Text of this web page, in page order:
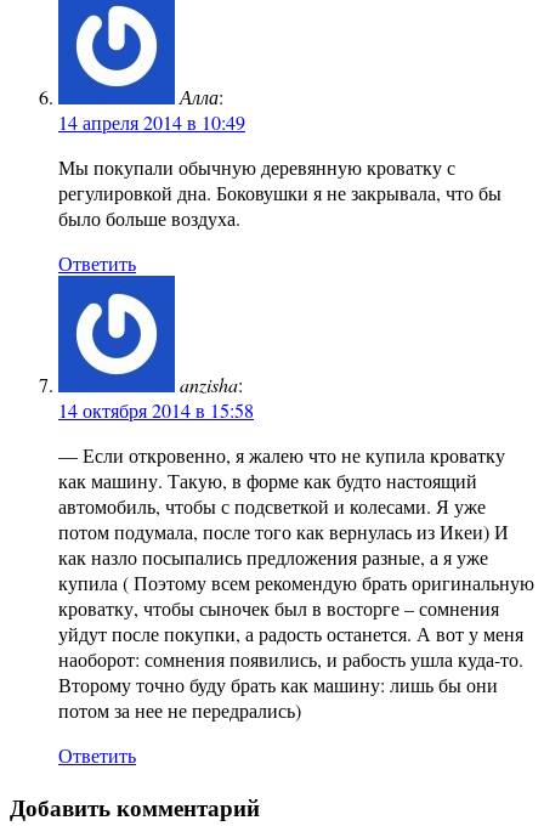
Алла:
14 апреля 2014 в 10:49
Мы покупали обычную деревянную кроватку с
регулировкой дна. Боковушки я не закрывала, что бы
было больше воздуха.
Ответить
anzisha:
14 октября 2014 в 15:58
— Если откровенно, я жалею что не купила кроватку
как машину. Такую, в форме как будто настоящий
автомобиль, чтобы с подсветкой и колесами. Я уже
потом подумала, после того как вернулась из Икеи) И
как назло посыпались предложения разные, а я уже
купила ( Поэтому всем рекомендую брать оригинальную
кроватку, чтобы сыночек был в восторге – сомнения
уйдут после покупки, а радость останется. А вот у меня
наоборот: сомнения появились, и рабость ушла куда-то.
Второму точно буду брать как машину: лишь бы они
потом за нее не передрались)
Ответить
Добавить комментарий